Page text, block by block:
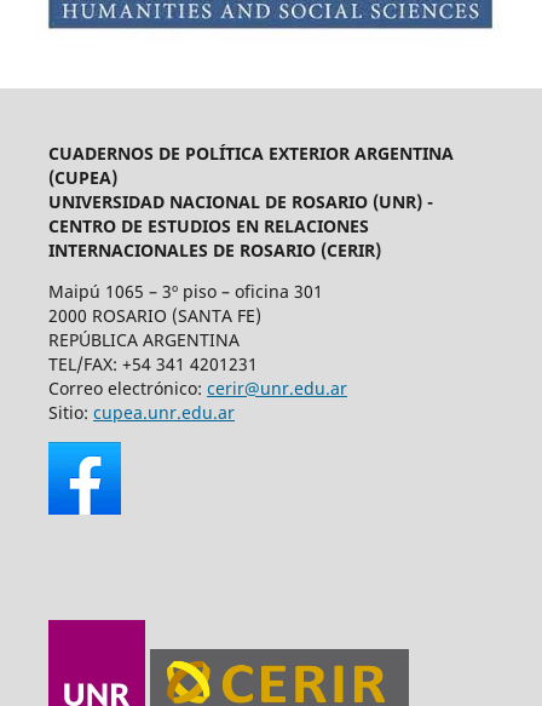
CUADERNOS DE POLÍTICA EXTERIOR ARGENTINA
(CUPEA)
UNIVERSIDAD NACIONAL DE ROSARIO (UNR) -
CENTRO DE ESTUDIOS EN RELACIONES
INTERNACIONALES DE ROSARIO (CERIR)
Maipú 1065 – 3º piso – oficina 301
2000 ROSARIO (SANTA FE)
REPÚBLICA ARGENTINA
TEL/FAX: +54 341 4201231
Correo electrónico: cerir@unr.edu.ar
Sitio: cupea.unr.edu.ar